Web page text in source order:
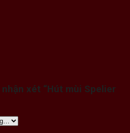
xét “Hút mùi Spelier